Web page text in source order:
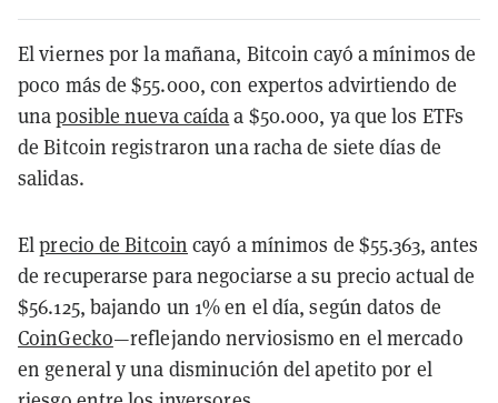
El viernes por la mañana, Bitcoin cayó a mínimos de
poco más de $55.000, con expertos advirtiendo de
unaposible nueva caídaa $50.000, ya que los ETFs
de Bitcoin registraron una racha de siete días de
salidas.
Elprecio de Bitcoin cayó a mínimos de $55.363, antes
de recuperarse para negociarse a su precio actual de
$56.125, bajando un 1% en el día, según datos de
CoinGecko—reflejando nerviosismo en el mercado
en general y una disminución del apetito por el